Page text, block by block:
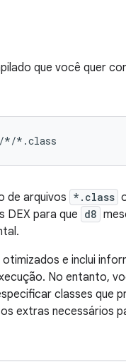
que você quer
de arquivos *.class
DEX para que d8
e inclui
No entanto,
classes que
extras necessários